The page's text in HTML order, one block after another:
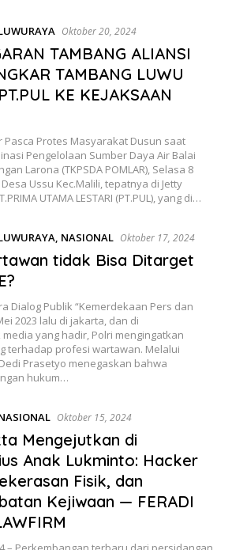
Oktober 20, 2024
TAMBANG ALIANSI
TAMBANG LUWU
KE KEJAKSAAN
Pasca Protes Masyarakat Dusun saat
Pengelolaan Sumber Daya Air Balai
Larona (TKPSDA POMLAR), Selasa 8
Ussu Kec.Malili, tepatnya di Jetty
UTAMA LESTARI (PT.PUL), yang di…
, NASIONAL Oktober 17, 2024
tidak Bisa Ditarget
Dialog Publik “Kemerdekaan Pers dan
2023 lalu di jakarta, dan di
yang hadir, Polri mengingatkan
terhadap profesi wartawan. Melalui
Prasetyo menegaskan bahwa
hukum…
Oktober 15, 2024
Mengejutkan di
Anak Lukminto: Hacker
Fisik, dan
Kejiwaan — FERADI